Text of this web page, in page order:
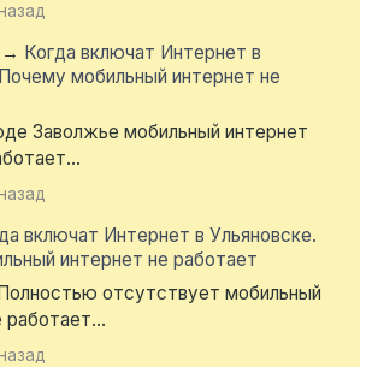
→ Когда включат Интернет в
мобильный интернет не
Заволжье мобильный интернет
включат Интернет в Ульяновске.
интернет не работает
отсутствует мобильный